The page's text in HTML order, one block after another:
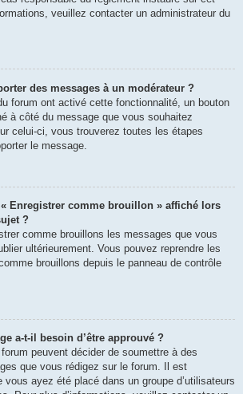
veuillez contacter un administrateur du
des messages à un modérateur ?
forum ont activé cette fonctionnalité, un bouton
à côté du message que vous souhaitez
celui-ci, vous trouverez toutes les étapes
le message.
Enregistrer comme brouillon » affiché lors
?
comme brouillons les messages que vous
ultérieurement. Vous pouvez reprendre les
brouillons depuis le panneau de contrôle
a-t-il besoin d’être approuvé ?
peuvent décider de soumettre à des
que vous rédigez sur le forum. Il est
vous ayez été placé dans un groupe d’utilisateurs